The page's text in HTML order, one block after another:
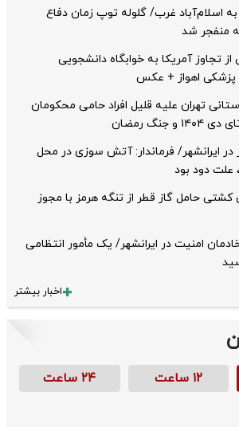
اسلام‌آباد غرب/ گلوله توپ زمان دفاع
تجاوز آمریکا به خوابگاه دانشجویی
پزشکی اهواز + عکس
تهران علیه قلیل افراد حامی محکومان
جنگ رمضان
در ایرانشهر/ فرماندار: آتش سوزی در محل
دود بود
حامل گاز قطر از تنگه هرمز با مجوز
امنیت در ایرانشهر/ یک مأمور انتظامی
اخبار بیشتر
۱۲ ساعت ۲۴ ساعت